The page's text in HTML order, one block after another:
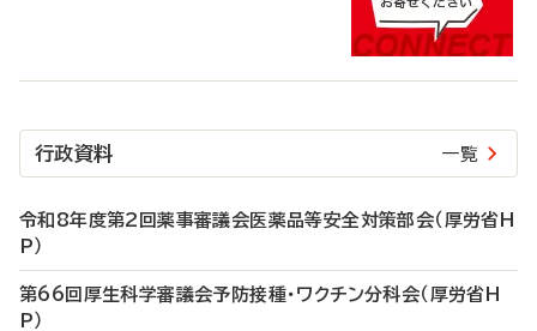
行政資料 一覧
令和8年度第2回薬事審議会医薬品等安全対策部会（厚労省H
P）
第66回厚生科学審議会予防接種・ワクチン分科会（厚労省H
P）